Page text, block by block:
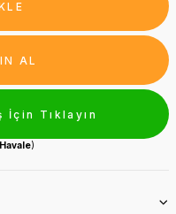
AL
İçin Tıklayın
Havale)